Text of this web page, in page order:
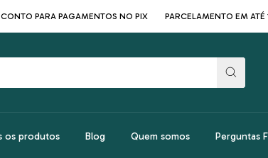
PAGAMENTOS NO PIX PARCELAMENTO EM ATÉ 12X
os produtos Blog Quem somos Perguntas